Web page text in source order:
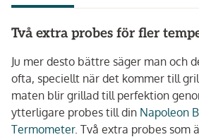
Två extra probes för fler
Ju mer desto bättre säger man och
ofta, speciellt när det kommer till
maten blir grillad till perfektion
ytterligare probes till din Napoleon
Termometer. Två extra probes som